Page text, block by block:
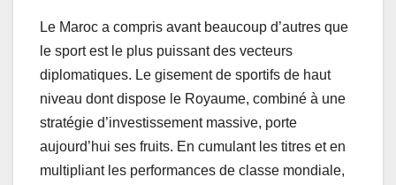
Le Maroc a compris avant beaucoup d’autres que
le sport est le plus puissant des vecteurs
diplomatiques. Le gisement de sportifs de haut
niveau dont dispose le Royaume, combiné à une
stratégie d’investissement massive, porte
aujourd’hui ses fruits. En cumulant les titres et en
multipliant les performances de classe mondiale,